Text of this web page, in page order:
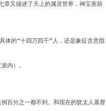
章又描述了天上的属灵世界，神宝座前
体的“十四万四千” 人，还是象征含意指
内）。
例百分之一都不到。和现在的犹太人基督